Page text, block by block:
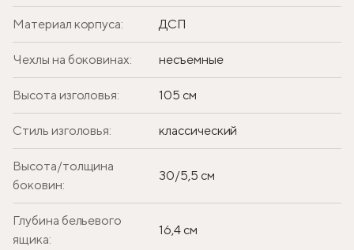
Материал корпуса: ДСП
Чехлы на боковинах: несъемные
Высота изголовья: 105 см
Стиль изголовья: классический
Высота/толщина
боковин:
30/5,5 см
Глубина бельевого
ящика:
16,4 см